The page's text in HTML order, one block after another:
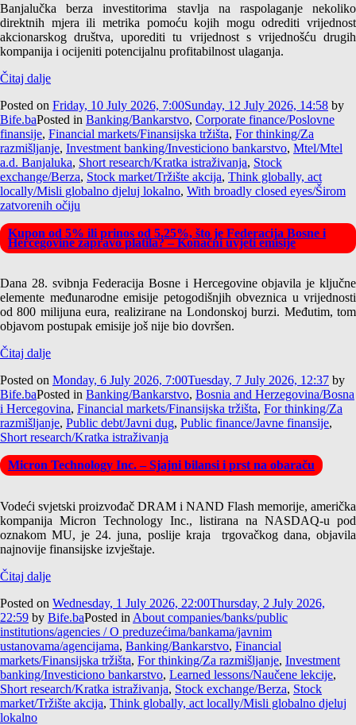
Banjalučka berza investitorima stavlja na raspolaganje nekoliko
direktnih mjera ili metrika pomoću kojih mogu odrediti vrijednost
akcionarskog društva, uporediti tu vrijednost s vrijednošću drugih
kompanija i ocijeniti potencijalnu profitabilnost ulaganja.
Čitaj dalje
Posted on Friday, 10 July 2026, 7:00Sunday, 12 July 2026, 14:58 by
Bife.baPosted in Banking/Bankarstvo, Corporate finance/Poslovne
finansije, Financial markets/Finansijska tržišta, For thinking/Za
razmišljanje, Investment banking/Investiciono bankarstvo, Mtel/Mtel
a.d. Banjaluka, Short research/Kratka istraživanja, Stock
exchange/Berza, Stock market/Tržište akcija, Think globally, act
locally/Misli globalno djeluj lokalno, With broadly closed eyes/Širom
zatvorenih očiju
Kupon od 5% ili prinos od 5,25%, što je Federacija Bosne i
Hercegovine zapravo platila? – Konačni uvjeti emisije
Dana 28. svibnja Federacija Bosne i Hercegovine objavila je ključne
elemente međunarodne emisije petogodišnjih obveznica u vrijednosti
od 800 milijuna eura, realizirane na Londonskoj burzi. Međutim, tom
objavom postupak emisije još nije bio dovršen.
Čitaj dalje
Posted on Monday, 6 July 2026, 7:00Tuesday, 7 July 2026, 12:37 by
Bife.baPosted in Banking/Bankarstvo, Bosnia and Herzegovina/Bosna
i Hercegovina, Financial markets/Finansijska tržišta, For thinking/Za
razmišljanje, Public debt/Javni dug, Public finance/Javne finansije,
Short research/Kratka istraživanja
Micron Technology Inc. – Sjajni bilansi i prst na obaraču
Vodeći svjetski proizvođač DRAM i NAND Flash memorije, američka
kompanija Micron Technology Inc., listirana na NASDAQ-u pod
oznakom MU, je 24. juna, poslije kraja trgovačkog dana, objavila
najnovije finansijske izvještaje.
Čitaj dalje
Posted on Wednesday, 1 July 2026, 22:00Thursday, 2 July 2026,
22:59 by Bife.baPosted in About companies/banks/public
institutions/agencies / O preduzećima/bankama/javnim
ustanovama/agencijama, Banking/Bankarstvo, Financial
markets/Finansijska tržišta, For thinking/Za razmišljanje, Investment
banking/Investiciono bankarstvo, Learned lessons/Naučene lekcije,
Short research/Kratka istraživanja, Stock exchange/Berza, Stock
market/Tržište akcija, Think globally, act locally/Misli globalno djeluj
lokalno